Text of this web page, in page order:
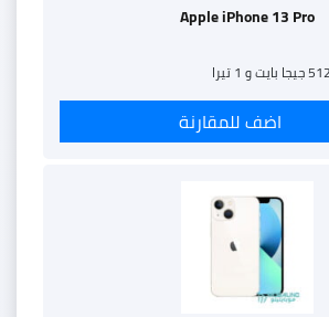
Apple iPhone 13 Pro
اضف للمقارنة